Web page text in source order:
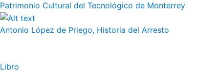
Patrimonio Cultural del Tecnológico de Monterrey
Antonio López de Priego, Historia del Arresto
Libro